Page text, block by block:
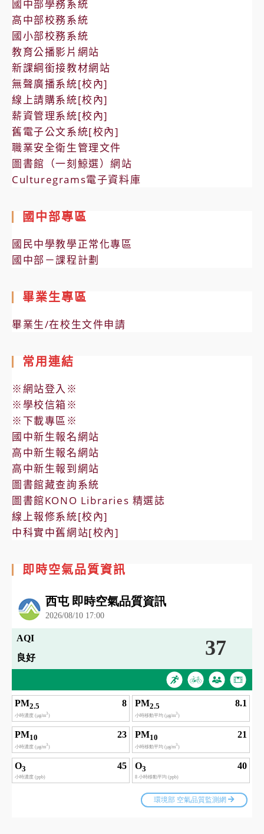
國中部學務系統
高中部校務系統
國小部校務系統
教育公播影片網站
新課綱銜接教材網站
無聲廣播系統[校內]
線上請購系統[校內]
薪資管理系統[校內]
舊電子公文系統[校內]
職業安全衛生管理文件
圖書館（一刻鯨選）網站
Culturegrams電子資料庫
國中部專區
國民中學教學正常化專區
國中部－課程計劃
畢業生專區
畢業生/在校生文件申請
常用連結
※網站登入※
※學校信箱※
※下載專區※
國中新生報名網站
高中新生報名網站
高中新生報到網站
圖書館藏查詢系統
圖書館KONO Libraries 精選誌
線上報修系統[校內]
中科實中舊網站[校內]
即時空氣品質資訊